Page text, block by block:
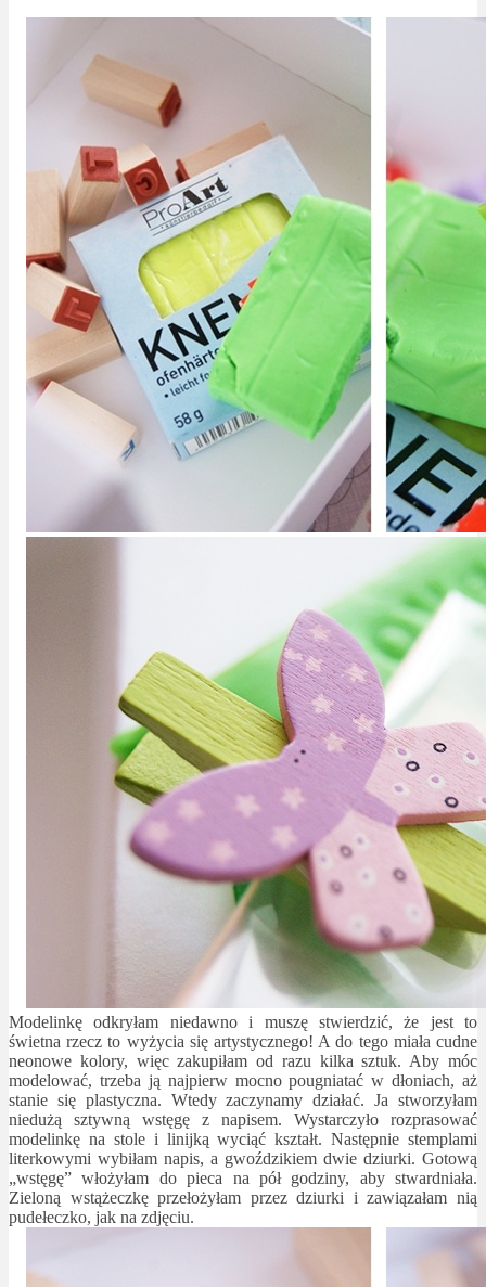
Modelinkę odkryłam niedawno i muszę stwierdzić, że jest to
świetna rzecz to wyżycia się artystycznego! A do tego miała cudne
neonowe kolory, więc zakupiłam od razu kilka sztuk. Aby móc
modelować, trzeba ją najpierw mocno pougniatać w dłoniach, aż
stanie się plastyczna. Wtedy zaczynamy działać. Ja stworzyłam
niedużą sztywną wstęgę z napisem. Wystarczyło rozprasować
modelinkę na stole i linijką wyciąć kształt. Następnie stemplami
literkowymi wybiłam napis, a gwoździkiem dwie dziurki. Gotową
„wstęgę” włożyłam do pieca na pół godziny, aby stwardniała.
Zieloną wstążeczkę przełożyłam przez dziurki i zawiązałam nią
pudełeczko, jak na zdjęciu.